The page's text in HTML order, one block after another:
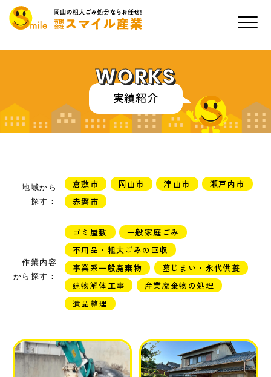
WORKS
実績紹介
地域から
探す：
倉敷市 岡山市 津山市
瀬戸内市
赤磐市
作業内容
から探す：
ゴミ屋敷
一般家庭ごみ
不用品・粗大ごみの回収
事業系一般廃棄物
墓じまい・永代供養
建物解体工事
産業廃棄物の処理
遺品整理